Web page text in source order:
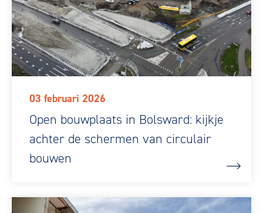
03 februari 2026
Open bouwplaats in Bolsward: kijkje
achter de schermen van circulair
bouwen